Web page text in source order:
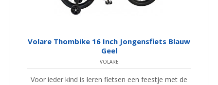
Volare Thombike 16 Inch Jongensfiets Blauw
Geel
VOLARE
Voor ieder kind is leren fietsen een feestje met de